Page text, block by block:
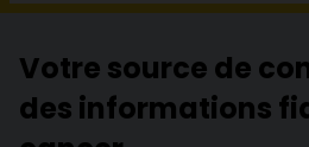
Votre source de
des informations